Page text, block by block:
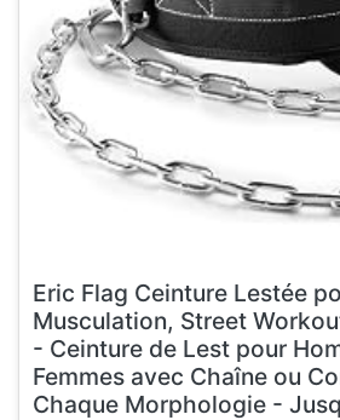
Eric Flag Ceinture Lestée
Musculation, Street
- Ceinture de Lest pour
Femmes avec Chaîne ou
Chaque Morphologie -